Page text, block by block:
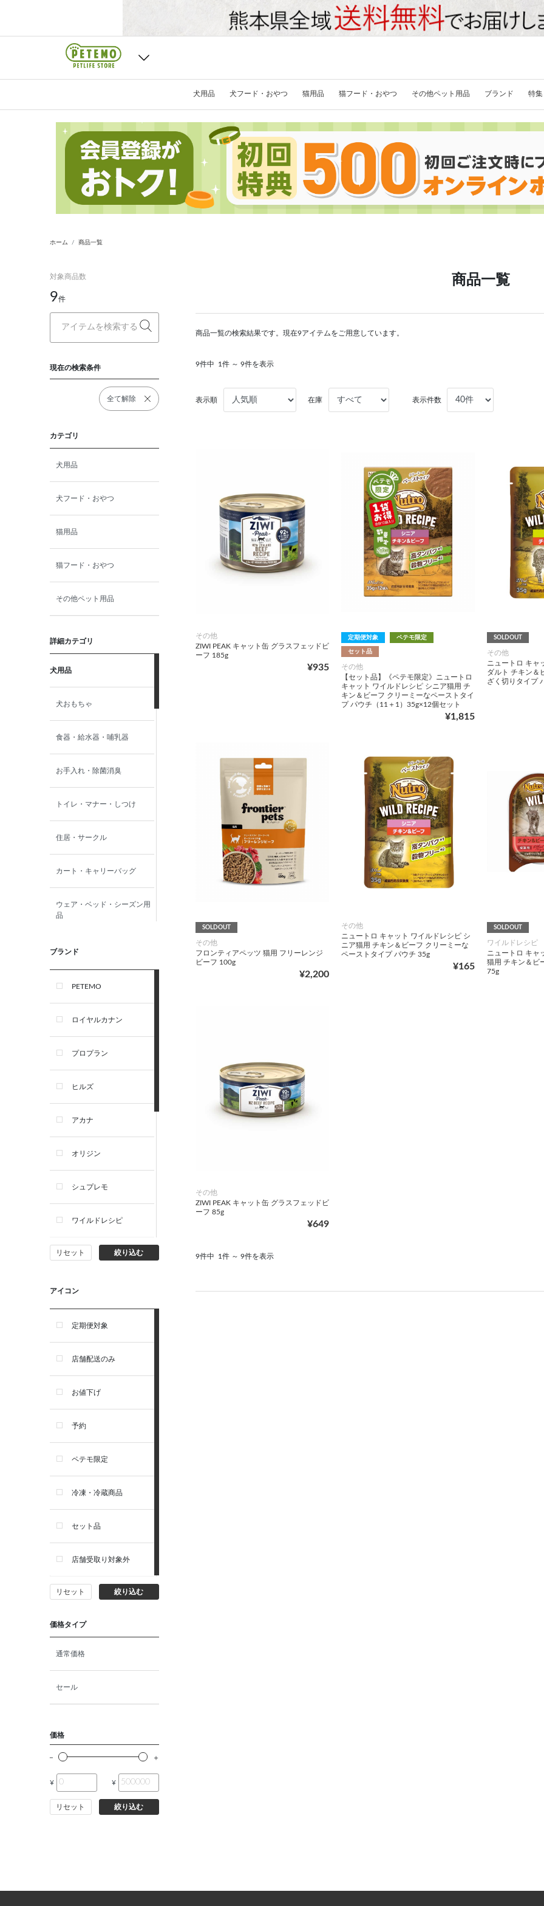
犬用品 犬フード・おやつ 猫用品 猫フード・おやつ その他ペット用品 ブランド 特集
ホーム 商品一覧
対象商品数
9件
現在の検索条件
全て解除
カテゴリ
犬用品
犬フード・おやつ
猫用品
猫フード・おやつ
その他ペット用品
詳細カテゴリ
犬用品
犬おもちゃ
食器・給水器・哺乳器
お手入れ・除菌消臭
トイレ・マナー・しつけ
住居・サークル
カート・キャリーバッグ
ウェア・ベッド・シーズン用
品
首輪・ハーネス(胴輪)・リー
イ・ウェット）
犬ドライフード
犬ウェットフード
犬おやつ
犬サプリ・ミルク・栄養補給
品
首輪・ハーネス(胴輪)・リー
猫ドライフード
猫ウェットフード
その他ペット用品
小動物・鳥フード
ブランド
PETEMO
ロイヤルカナン
プロプラン
ヒルズ
アカナ
オリジン
シュプレモ
ワイルドレシピ
ナチュラルチョイス
ウェルネス
アーテミス
セレクトバランス
リガロ
ソルビダ
フィジカライフ
リセット 絞り込む
アイコン
定期便対象
店舗配送のみ
お値下げ
予約
ペテモ限定
冷凍・冷蔵商品
セット品
店舗受取り対象外
リセット 絞り込む
価格タイプ
通常価格
セール
価格
¥ ¥
リセット 絞り込む
商品一覧
商品一覧の検索結果です。現在9アイテムをご用意しています。
9件中 1件 ～ 9件を表示
表示順 在庫 表示件数
その他
ZIWI PEAK キャット缶 グラスフェッドビ
ーフ 185g
¥935
定期便対象 ペテモ限定
セット品
その他
【セット品】《ペテモ限定》ニュートロ
キャット ワイルドレシピ シニア猫用 チ
キン＆ビーフ クリーミーなペーストタイ
プ パウチ（11＋1）35g×12個セット
¥1,815
SOLDOUT
その他
ニュートロ キャ
ダルト チキン＆
ざく切りタイプ
SOLDOUT
その他
フロンティアペッツ 猫用 フリーレンジ
ビーフ 100g
¥2,200
その他
ニュートロ キャット ワイルドレシピ シ
ニア猫用 チキン＆ビーフ クリーミーな
ペーストタイプ パウチ 35g
¥165
SOLDOUT
ワイルドレシピ
ニュートロ キャ
猫用 チキン＆ビ
75g
その他
ZIWI PEAK キャット缶 グラスフェッドビ
ーフ 85g
¥649
9件中 1件 ～ 9件を表示